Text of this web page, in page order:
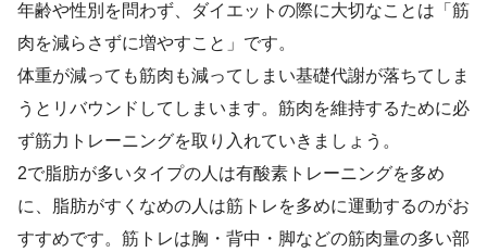
年齢や性別を問わず、ダイエットの際に大切なことは「筋
肉を減らさずに増やすこと」です。
体重が減っても筋肉も減ってしまい基礎代謝が落ちてしま
うとリバウンドしてしまいます。筋肉を維持するために必
ず筋力トレーニングを取り入れていきましょう。
2で脂肪が多いタイプの人は有酸素トレーニングを多め
に、脂肪がすくなめの人は筋トレを多めに運動するのがお
すすめです。筋トレは胸・背中・脚などの筋肉量の多い部